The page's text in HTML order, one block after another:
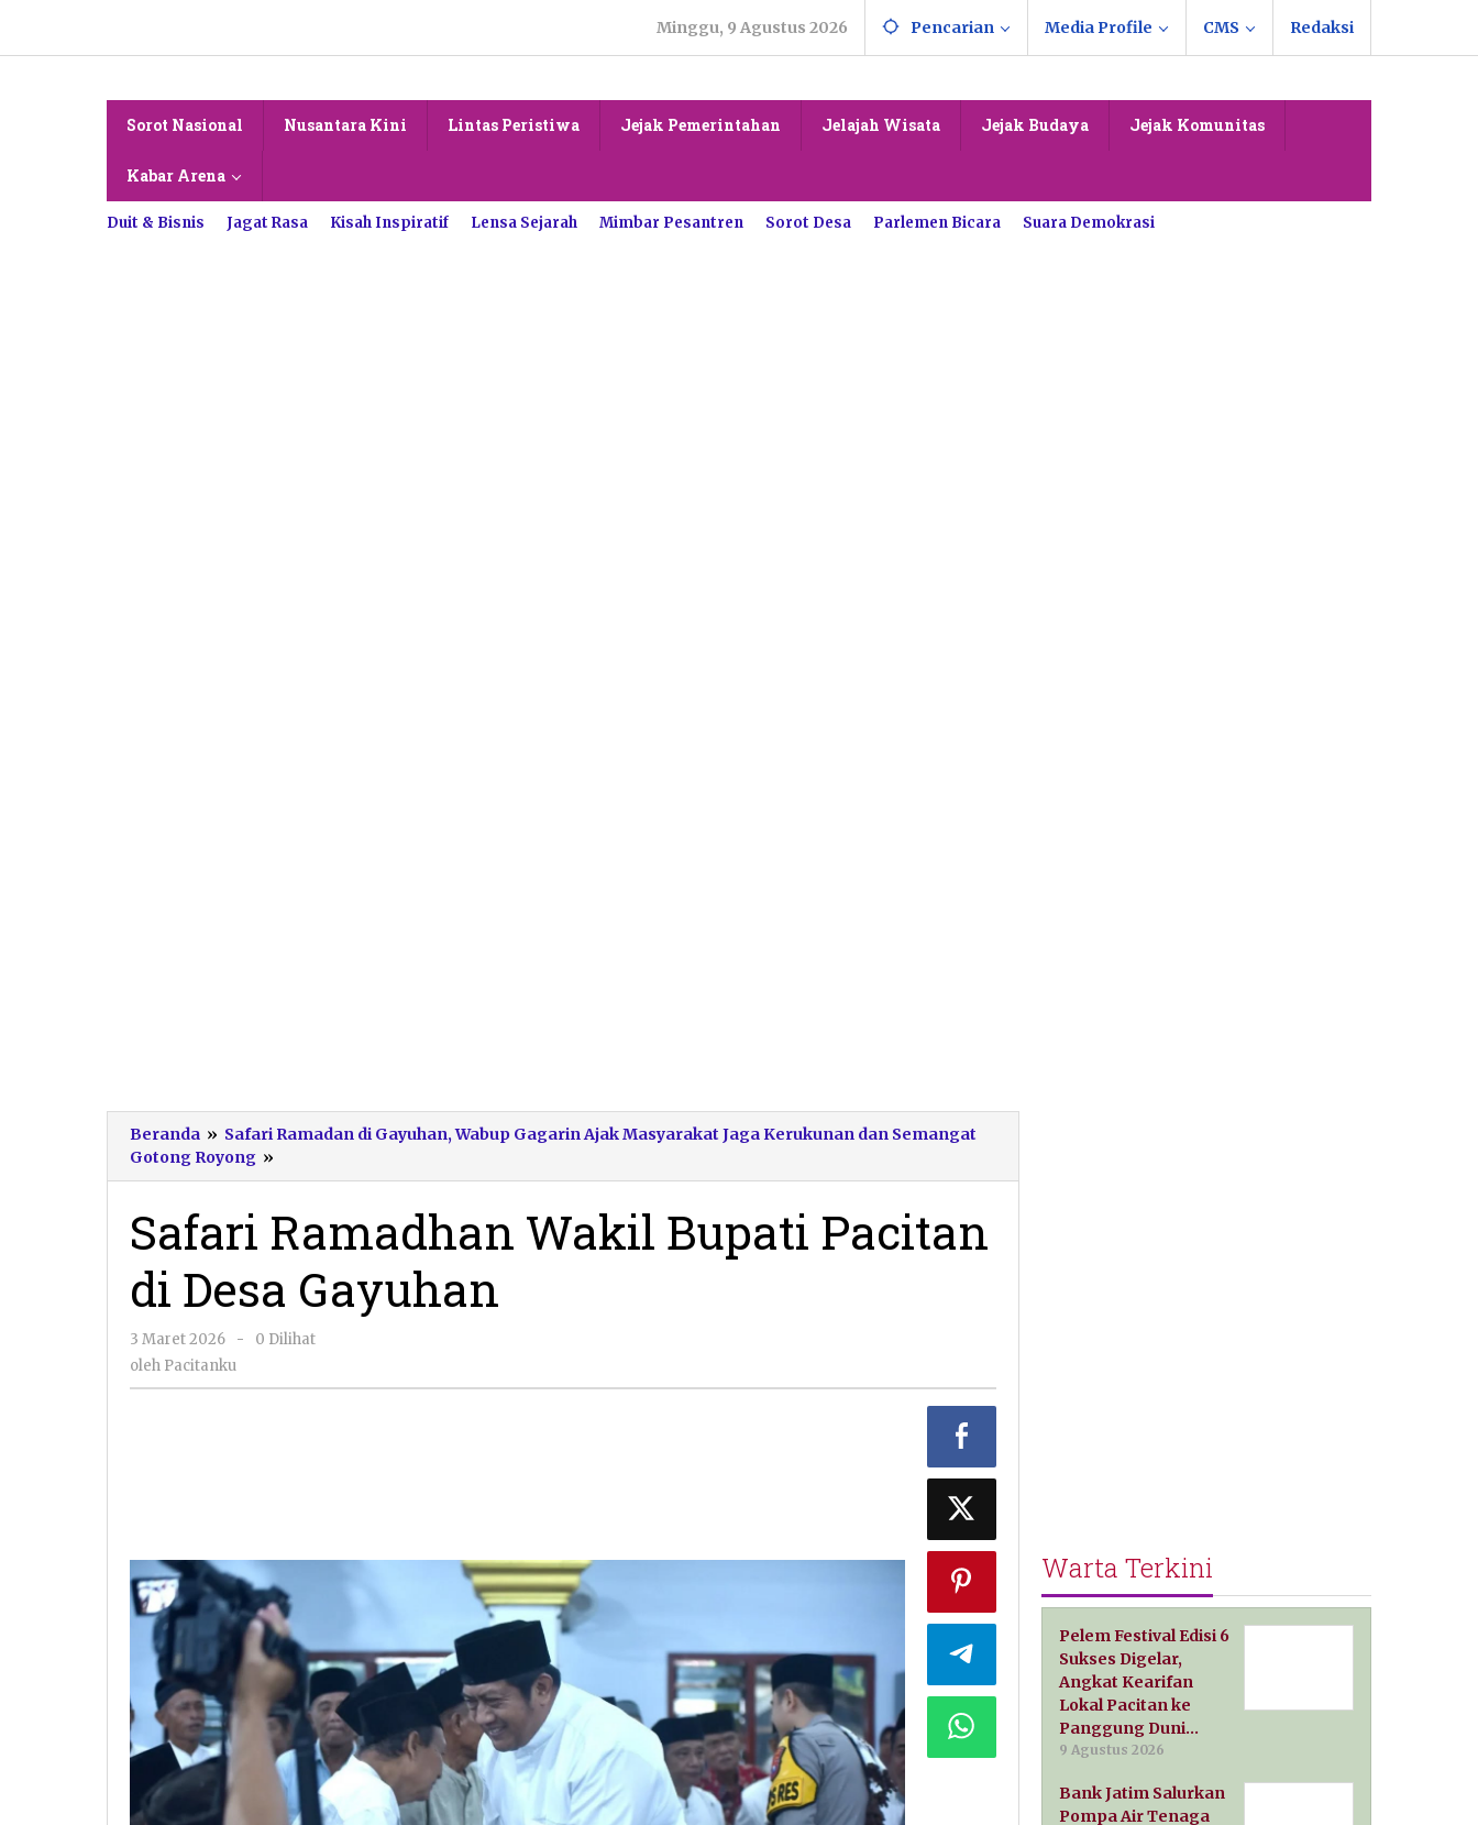
konten
Minggu, 9 Agustus 2026 Pencarian Media Profile CMS Redaksi
Sorot Nasional Nusantara Kini Lintas Peristiwa Jejak Pemerintahan Jelajah Wisata Jejak Budaya Jejak Komunitas
Kabar Arena
Duit & Bisnis Jagat Rasa Kisah Inspiratif Lensa Sejarah Mimbar Pesantren Sorot Desa Parlemen Bicara Suara Demokrasi
Beranda » Safari Ramadan di Gayuhan, Wabup Gagarin Ajak Masyarakat Jaga Kerukunan dan Semangat
Gotong Royong »
Ramadhan
Bupati
Pacitan
Desa
Safari Ramadhan Wakil Bupati Pacitan
di Desa Gayuhan
3 Maret 2026
oleh
Pacitanku
-
0 Dilihat
oleh Pacitanku
Warta Terkini
Pelem Festival Edisi 6
Sukses Digelar,
Angkat Kearifan
Lokal Pacitan ke
Panggung Duni…
9 Agustus 2026
Bank Jatim Salurkan
Pompa Air Tenaga